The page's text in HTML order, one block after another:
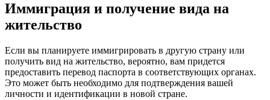
Иммиграция и получение вида на
жительство
Если вы планируете иммигрировать в другую страну или
получить вид на жительство, вероятно, вам придется
предоставить перевод паспорта в соответствующих органах.
Это может быть необходимо для подтверждения вашей
личности и идентификации в новой стране.